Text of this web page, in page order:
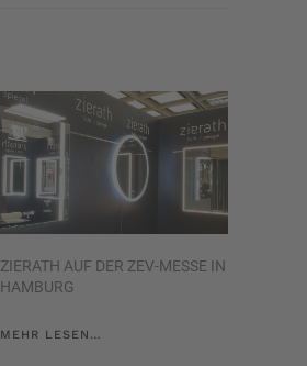
ZIERATH AUF DER ZEV-MESSE IN
HAMBURG
MEHR LESEN…